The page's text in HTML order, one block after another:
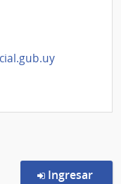
Ingresar